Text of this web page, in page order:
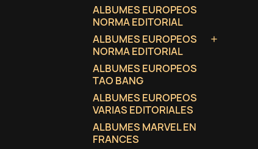
ALBUMES EUROPEOS
NORMA EDITORIAL
ALBUMES EUROPEOS
NORMA EDITORIAL

ALBUMES EUROPEOS
TAO BANG
ALBUMES EUROPEOS
VARIAS EDITORIALES
ALBUMES MARVEL EN
FRANCES